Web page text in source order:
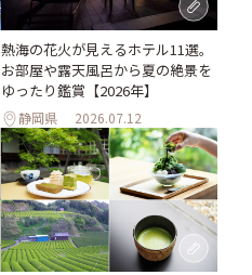
熱海の花火が見えるホテル11選。
お部屋や露天風呂から夏の絶景を
ゆったり鑑賞【2026年】
静岡県 2026.07.12